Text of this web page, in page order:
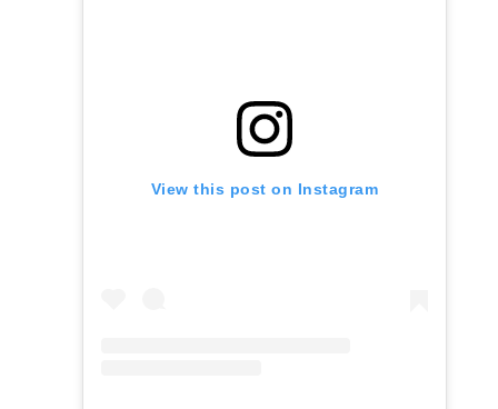
View this post on Instagram